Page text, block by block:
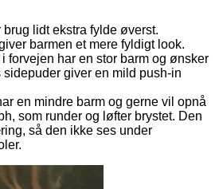
brug lidt ekstra fylde øverst.
barmen et mere fyldigt look.
forvejen har en stor barm og ønsker
sidepuder giver en mild push-in
en mindre barm og gerne vil opnå
som runder og løfter brystet. Den
så den ikke ses under